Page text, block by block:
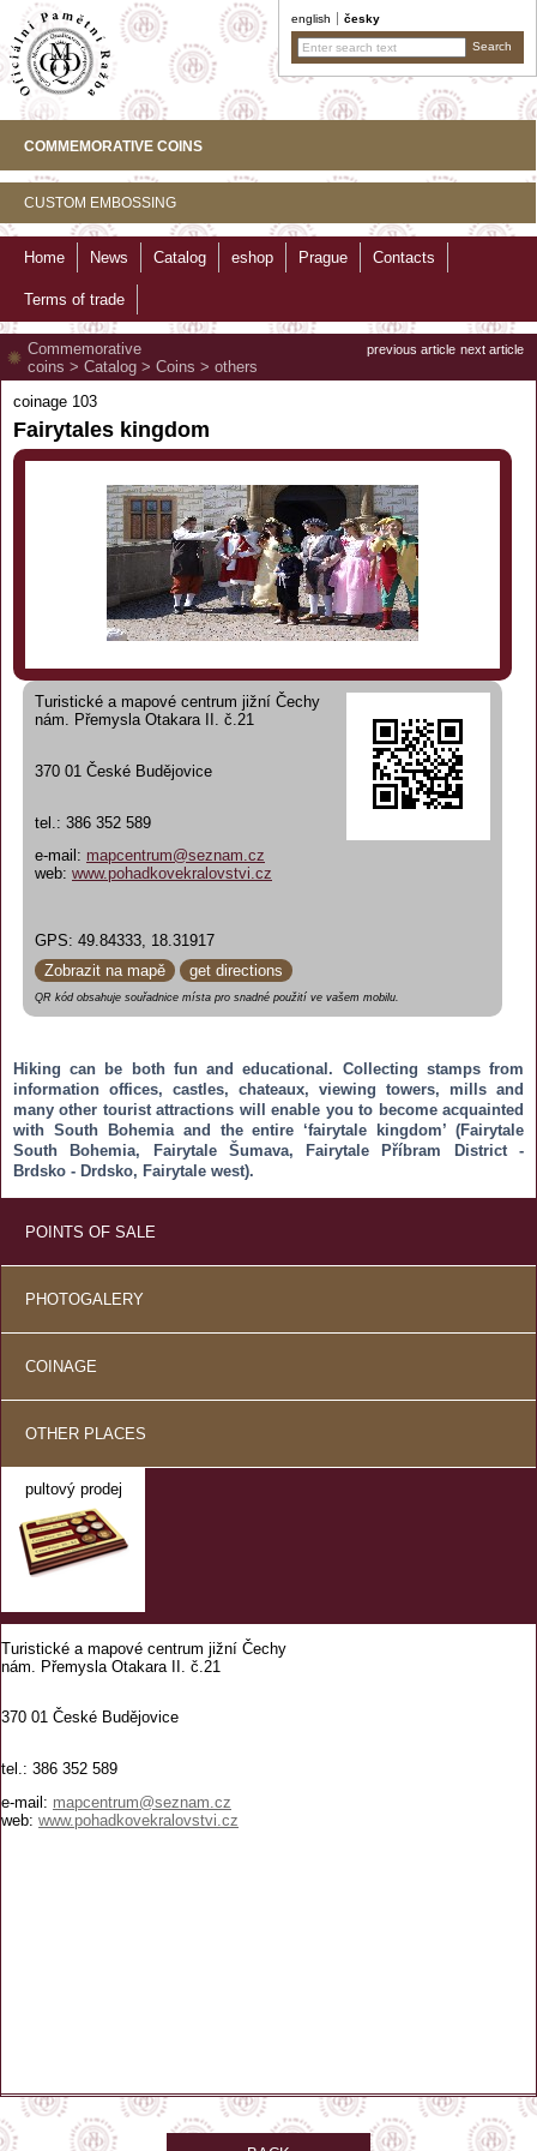
english česky
COMMEMORATIVE COINS
CUSTOM EMBOSSING
Home News Catalog eshop Prague Contacts
Terms of trade
previous article next article
Commemorative
coins > Catalog > Coins > others
coinage 103
Fairytales kingdom
Turistické a mapové centrum jižní Čechy
nám. Přemysla Otakara II. č.21
370 01 České Budějovice
tel.: 386 352 589
e-mail: mapcentrum@seznam.cz
web: www.pohadkovekralovstvi.cz
GPS: 49.84333, 18.31917
Zobrazit na mapě
get directions
QR kód obsahuje souřadnice místa pro snadné použití ve vašem mobilu.
Hiking can be both fun and educational. Collecting stamps from
information offices, castles, chateaux, viewing towers, mills and
many other tourist attractions will enable you to become acquainted
with South Bohemia and the entire ‘fairytale kingdom’ (Fairytale
South Bohemia, Fairytale Šumava, Fairytale Příbram District -
Brdsko - Drdsko, Fairytale west).
POINTS OF SALE
PHOTOGALERY
COINAGE
OTHER PLACES
pultový prodej
Turistické a mapové centrum jižní Čechy
nám. Přemysla Otakara II. č.21
370 01 České Budějovice
tel.: 386 352 589
e-mail: mapcentrum@seznam.cz
web: www.pohadkovekralovstvi.cz